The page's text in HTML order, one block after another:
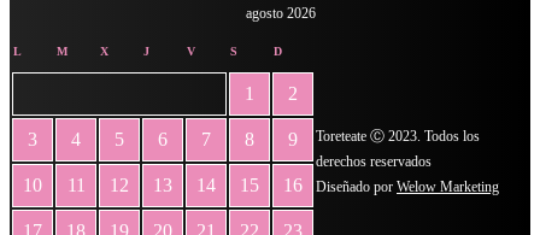
agosto 2026
L M X J V S D
1 2
3 4 5 6 7 8 9
10 11 12 13 14 15 16
Toreteate Ⓒ 2023. Todos los
derechos reservados
Diseñado por Welow Marketing